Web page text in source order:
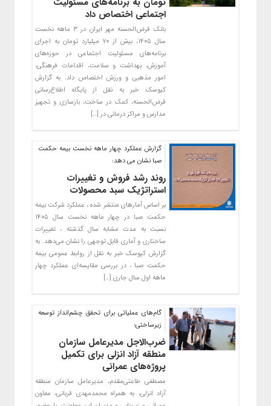
اجتماعی اختصاص داد
بانک قرض‌الحسنه مهر ایران در ۳‌ ماهه نخست
سال ۱۴۰۵، بیش از ۷۰ میلیارد تومان به اجرای
برنامه‌های مسئولیت اجتماعی در حوزه‌های
آموزش، بهداشت و سلامت، اقدامات فرهنگی،
امور مذهبی و ورزش اختصاص داد. به گزارش
کیوسک خبر به نقل از پایگاه اطلاع‌رسانی
قرض‌الحسنه، کمک در ساخت، بازسازی و تجهیز
مدارس و مراکز درمانی در […]
گزارش عملکرد چهار ماهه نخست بیمه حکمت
صبا نشان می دهد:
روند رشد فروش و تغییرات
استراتژیک سبد محصولات
بر اساس آمارهای منتشر شده ، عملکرد شرکت بیمه
حکمت صبا در چهار ماهه نخست سال ۱۴۰۵
نسبت به مدت مشابه سال گذشته ، تغییرات
ساختاری و آماری قابل توجهی را نشان می‌دهد. به
گزارش کیوسک خبر به نقل از روابط عمومی بیمه
حکمت صبا ، در بررسی مقایسه‌ای عملکرد چهار
ماهه اول سال جاری […]
گام‌های عملیاتی برای تحقق چشم‌انداز توسعه
زیرساختی؛
ضرب‌الاجل مدیرعامل سازمان
منطقه آزاد انزلی برای تکمیل
پروژه‌های عمرانی
مصطفی طاعتی‌مقدم، مدیرعامل سازمان منطقه
آزاد انزلی، به همراه محمدمهدی قربانی، معاون